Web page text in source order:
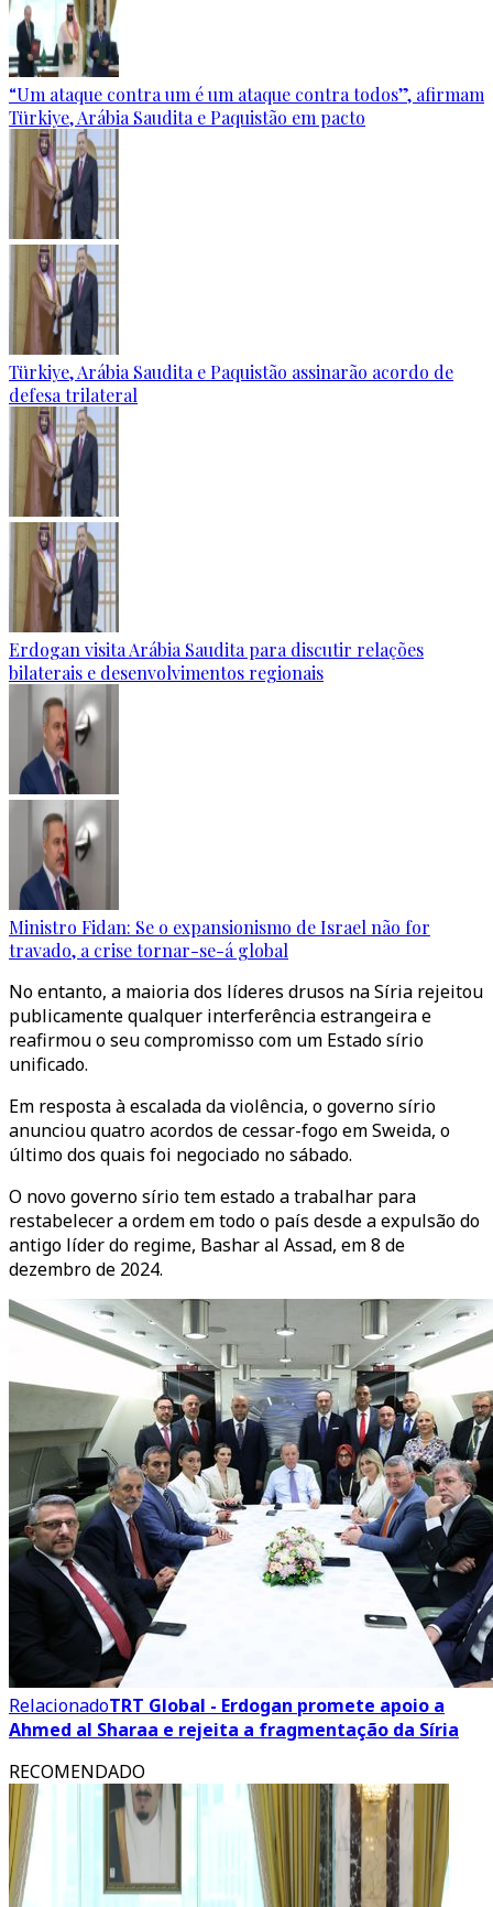
“Um ataque contra um é um ataque contra todos”, afirmam
Türkiye, Arábia Saudita e Paquistão em pacto
Türkiye, Arábia Saudita e Paquistão assinarão acordo de
defesa trilateral
Erdogan visita Arábia Saudita para discutir relações
bilaterais e desenvolvimentos regionais
Ministro Fidan: Se o expansionismo de Israel não for
travado, a crise tornar-se-á global
No entanto, a maioria dos líderes drusos na Síria rejeitou
publicamente qualquer interferência estrangeira e
reafirmou o seu compromisso com um Estado sírio
unificado.
Em resposta à escalada da violência, o governo sírio
anunciou quatro acordos de cessar-fogo em Sweida, o
último dos quais foi negociado no sábado.
O novo governo sírio tem estado a trabalhar para
restabelecer a ordem em todo o país desde a expulsão do
antigo líder do regime, Bashar al Assad, em 8 de
dezembro de 2024.
RelacionadoTRT Global - Erdogan promete apoio a
Ahmed al Sharaa e rejeita a fragmentação da Síria
RECOMENDADO